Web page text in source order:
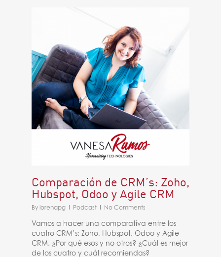
Comparación de CRM’s: Zoho,
Hubspot, Odoo y Agile CRM
By lorenapg Podcast No Comments
Vamos a hacer una comparativa entre los
cuatro CRM’s: Zoho, Hubspot, Odoo y Agile
CRM. ¿Por qué esos y no otros? ¿Cuál es mejor
de los cuatro y cuál recomiendas?